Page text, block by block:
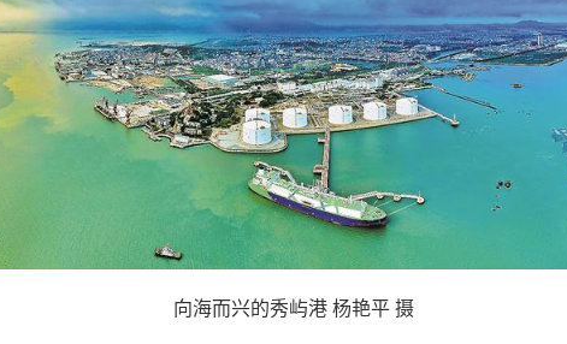
向海而兴的秀屿港 杨艳平 摄